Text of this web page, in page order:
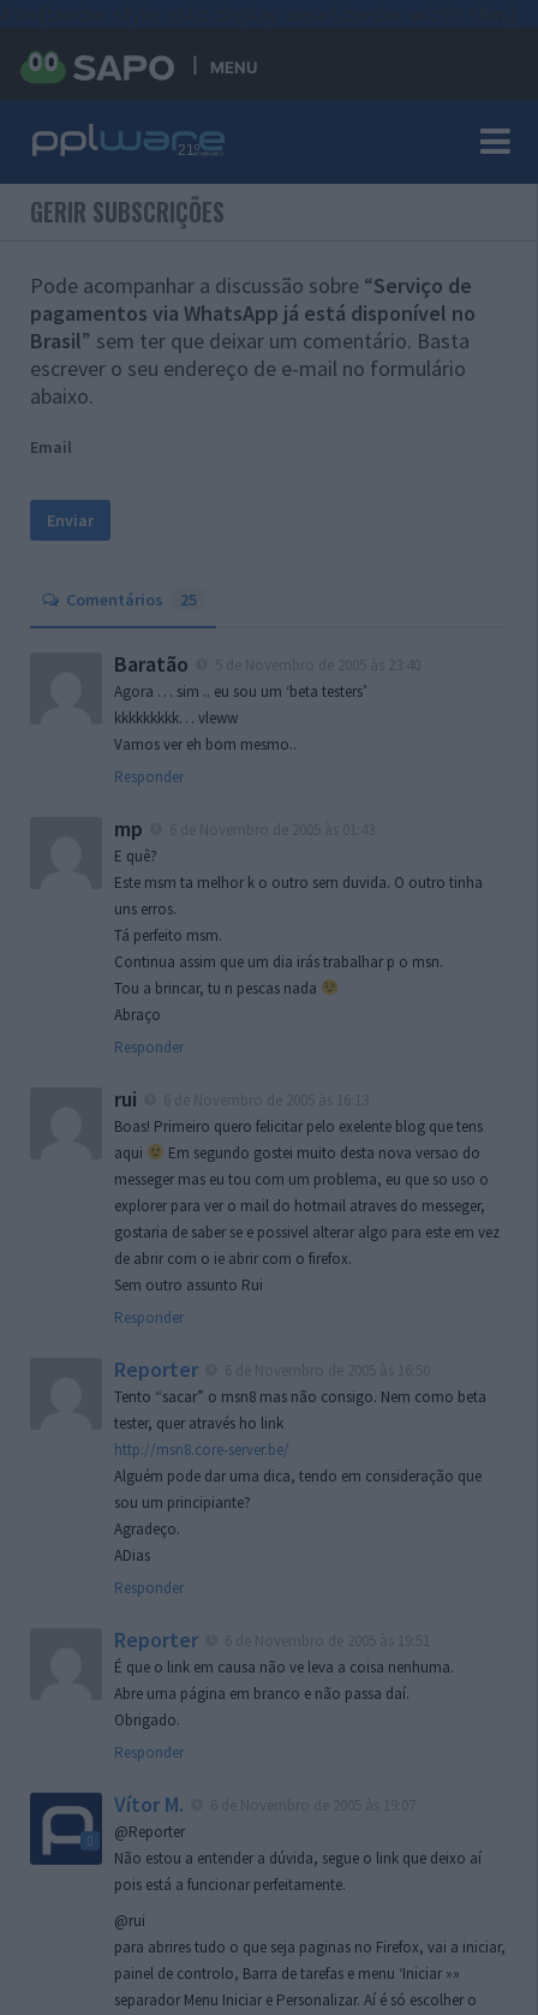
MENU
GERIR SUBSCRIÇÕES
Pode acompanhar a discussão sobre “Serviço de
pagamentos via WhatsApp já está disponível no
Brasil” sem ter que deixar um comentário. Basta
escrever o seu endereço de e-mail no formulário
abaixo.
Email
Comentários 25
Baratão
Agora … sim .. eu sou um ‘beta testers’
kkkkkkkkk… vleww
Vamos ver eh bom mesmo..
Responder
mp
E quê?
Este msm ta melhor k o outro sem duvida. O outro tinha
uns erros.
Tá perfeito msm.
Continua assim que um dia irás trabalhar p o msn.
Tou a brincar, tu n pescas nada
Abraço
Responder
rui
Boas! Primeiro quero felicitar pelo exelente blog que tens
aqui
Em segundo gostei muito desta nova versao do
messeger mas eu tou com um problema, eu que so uso o
explorer para ver o mail do hotmail atraves do messeger,
gostaria de saber se e possivel alterar algo para este em vez
de abrir com o ie abrir com o firefox.
Sem outro assunto Rui
Responder
Reporter
Tento “sacar” o msn8 mas não consigo. Nem como beta
tester, quer através ho link
http://msn8.core-server.be/
Alguém pode dar uma dica, tendo em consideração que
sou um principiante?
Agradeço.
ADias
Responder
Reporter
É que o link em causa não ve leva a coisa nenhuma.
Abre uma página em branco e não passa daí.
Obrigado.
Responder
Vítor M.
@Reporter
Não estou a entender a dúvida, segue o link que deixo aí
pois está a funcionar perfeitamente.
@rui
para abrires tudo o que seja paginas no Firefox, vai a iniciar,
painel de controlo, Barra de tarefas e menu ‘Iniciar »»
separador Menu Iniciar e Personalizar. Aí é só escolher o